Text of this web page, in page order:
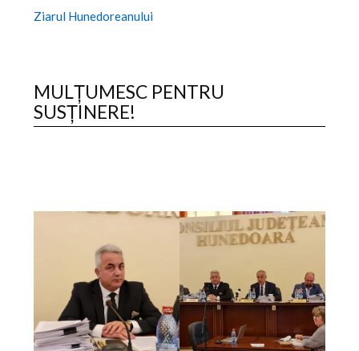
Ziarul Hunedoreanului
MULȚUMESC PENTRU
SUSȚINERE!